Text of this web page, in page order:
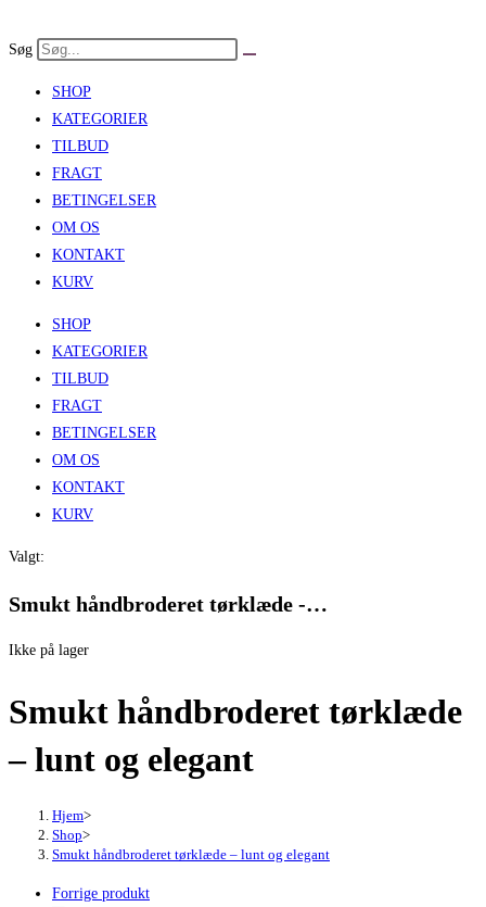
to
Søg
SHOP
KATEGORIER
TILBUD
FRAGT
BETINGELSER
OM OS
KONTAKT
KURV
SHOP
KATEGORIER
TILBUD
FRAGT
BETINGELSER
OM OS
KONTAKT
KURV
Valgt:
Smukt håndbroderet tørklæde -…
Ikke på lager
Smukt håndbroderet tørklæde
– lunt og elegant
Hjem>
Shop>
Smukt håndbroderet tørklæde – lunt og elegant
Forrige produkt